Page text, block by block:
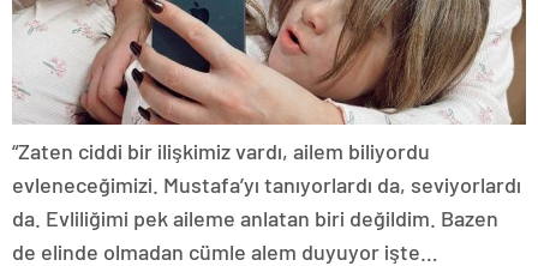
“Zaten ciddi bir ilişkimiz vardı, ailem biliyordu
evleneceğimizi. Mustafa’yı tanıyorlardı da, seviyorlardı
da. Evliliğimi pek aileme anlatan biri değildim. Bazen
de elinde olmadan cümle alem duyuyor işte…